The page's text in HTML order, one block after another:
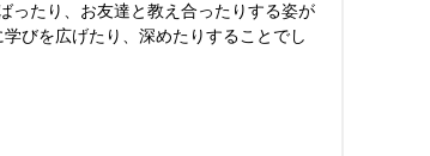
ったり、お友達と教え合ったりする姿が
びを広げたり、深めたりすることでし